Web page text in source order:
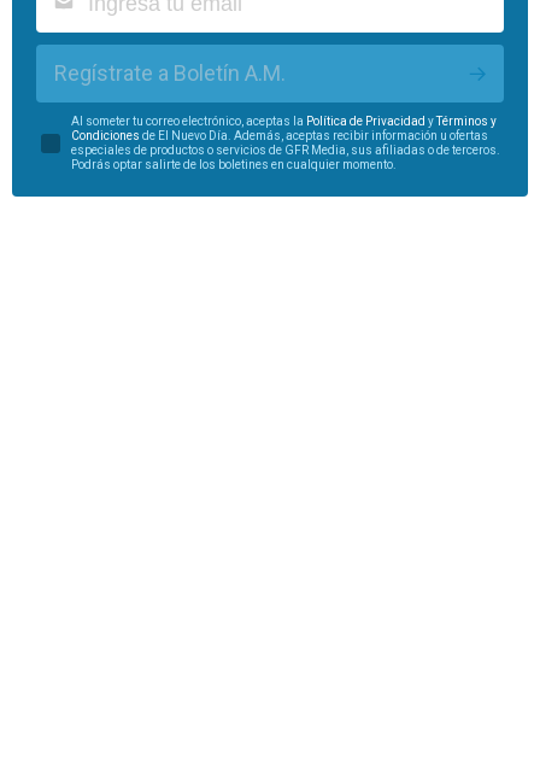
Regístrate a Boletín A.M.
Al someter tu correo electrónico, aceptas la Política de Privacidad y
Términos y
Condiciones de El Nuevo Día. Además, aceptas recibir información u ofertas
especiales de productos o servicios de GFR Media, sus afiliadas o de terceros.
Podrás optar salirte de los boletines en cualquier momento.